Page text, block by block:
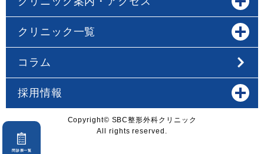
クリニック一覧
コラム
採用情報
Copyright© SBC整形外科クリニック
All rights reserved.
問診票一覧